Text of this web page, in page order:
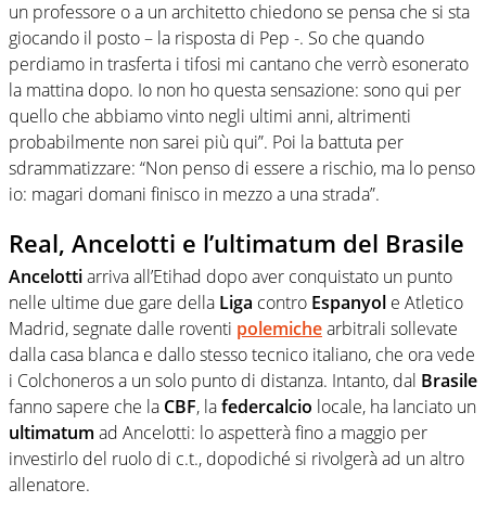
un professore o a un architetto chiedono se pensa che si sta
giocando il posto – la risposta di Pep -. So che quando
perdiamo in trasferta i tifosi mi cantano che verrò esonerato
la mattina dopo. Io non ho questa sensazione: sono qui per
quello che abbiamo vinto negli ultimi anni, altrimenti
probabilmente non sarei più qui”. Poi la battuta per
sdrammatizzare: “Non penso di essere a rischio, ma lo penso
io: magari domani finisco in mezzo a una strada”.
Real, Ancelotti e l’ultimatum del Brasile
Ancelottiarriva all’Etihad dopo aver conquistato un punto
nelle ultime due gare della Liga contro Espanyol e Atletico
Madrid, segnate dalle roventi polemichearbitrali sollevate
dalla casa blanca e dallo stesso tecnico italiano, che ora vede
i Colchoneros a un solo punto di distanza. Intanto, dal Brasile
fanno sapere che la CBF, lafedercalcio locale, ha lanciato un
ultimatum ad Ancelotti: lo aspetterà fino a maggio per
investirlo del ruolo di c.t., dopodiché si rivolgerà ad un altro
allenatore.